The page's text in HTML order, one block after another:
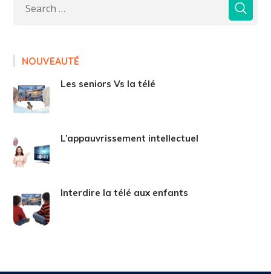
NOUVEAUTÉ
Les seniors Vs la télé
L’appauvrissement intellectuel
Interdire la télé aux enfants